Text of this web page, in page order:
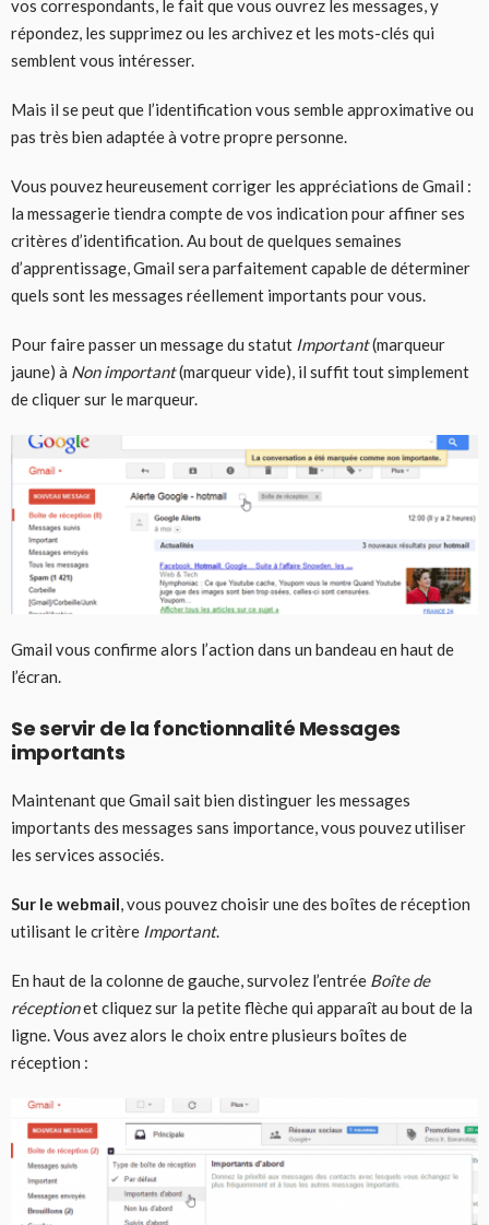
vos correspondants, le fait que vous ouvrez les messages, y
répondez, les supprimez ou les archivez et les mots-clés qui
semblent vous intéresser.
Mais il se peut que l’identification vous semble approximative ou
pas très bien adaptée à votre propre personne.
Vous pouvez heureusement corriger les appréciations de Gmail :
la messagerie tiendra compte de vos indication pour affiner ses
critères d’identification. Au bout de quelques semaines
d’apprentissage, Gmail sera parfaitement capable de déterminer
quels sont les messages réellement importants pour vous.
Pour faire passer un message du statut Important(marqueur
jaune) à Non important(marqueur vide), il suffit tout simplement
de cliquer sur le marqueur.
Gmail vous confirme alors l’action dans un bandeau en haut de
l’écran.
Se servir de la fonctionnalité Messages
importants
Maintenant que Gmail sait bien distinguer les messages
importants des messages sans importance, vous pouvez utiliser
les services associés.
Sur le webmail, vous pouvez choisir une des boîtes de réception
utilisant le critère Important.
En haut de la colonne de gauche, survolez l’entrée Boîte de
réceptionet cliquez sur la petite flèche qui apparaît au bout de la
ligne. Vous avez alors le choix entre plusieurs boîtes de
réception :